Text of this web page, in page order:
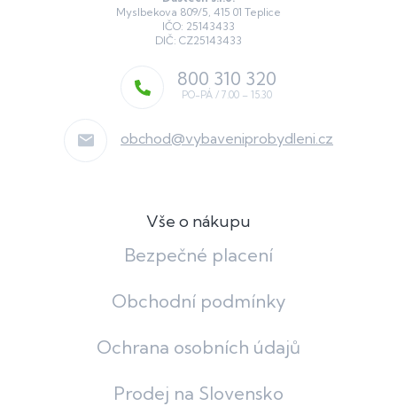
Myslbekova 809/5, 415 01 Teplice
IČO: 25143433
DIČ: CZ25143433
obchod@vybaveniprobydleni.cz
800 310 320
Vše o nákupu
Bezpečné placení
Obchodní podmínky
Ochrana osobních údajů
Prodej na Slovensko